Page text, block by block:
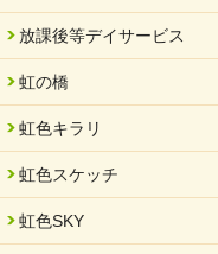
2025/06/10
未来会議 in 可児市 「斉
2025/05/07
2025年6月中旬 OPEN
2025/03/01
餅つき大会を開催しまし
放課後等デイサービス
虹の橋
虹色キラリ
虹色スケッチ
虹色SKY